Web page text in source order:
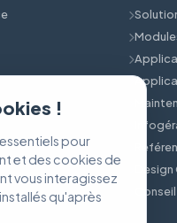
!
pour
et des cookies de
vous interagissez
qu'après